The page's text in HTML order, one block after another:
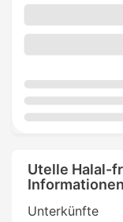
Utelle Halal-
Informationen
Unterkünfte